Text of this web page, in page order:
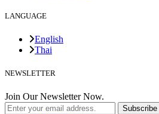
LANGUAGE
English
Thai
NEWSLETTER
Join Our Newsletter Now.
Subscribe